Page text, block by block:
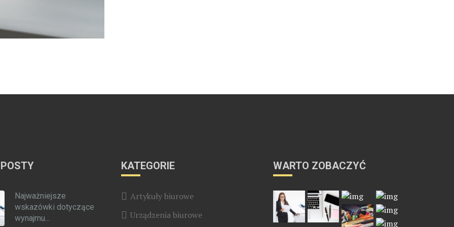
Najważniejsze
wskazówki dotyczące
wynajmu...
KATEGORIE
Artykuły biurowe
Urządzenia biurowe
WARTO ZOBACZYĆ